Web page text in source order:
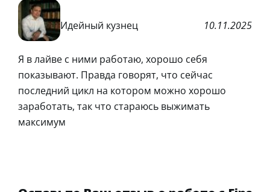
Идейный кузнец 10.11.2025
Я в лайве с ними работаю, хорошо себя
показывают. Правда говорят, что сейчас
последний цикл на котором можно хорошо
заработать, так что стараюсь выжимать
максимум